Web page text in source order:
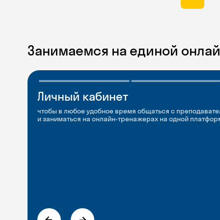
Занимаемся на единой
Личный кабинет
чтобы в любое удобное время общаться с
и заниматься на онлайн-тренажерах на одной
Мобильное
приложение
чтобы заниматься и изучать новые слова где и когда
Разговорные клубы
и Talks
Групповые занятия для разговорной практики и